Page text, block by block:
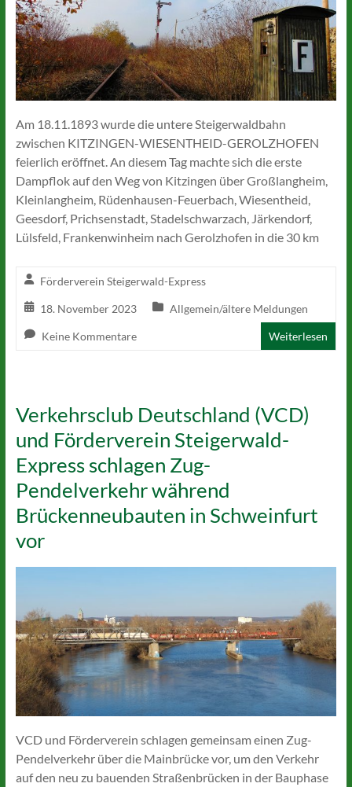
Am 18.11.1893 wurde die untere Steigerwaldbahn
zwischen KITZINGEN-WIESENTHEID-GEROLZHOFEN
feierlich eröffnet. An diesem Tag machte sich die erste
Dampflok auf den Weg von Kitzingen über Großlangheim,
Kleinlangheim, Rüdenhausen-Feuerbach, Wiesentheid,
Geesdorf, Prichsenstadt, Stadelschwarzach, Järkendorf,
Lülsfeld, Frankenwinheim nach Gerolzhofen in die 30 km
Förderverein Steigerwald-Express
18. November 2023 Allgemein/ältere Meldungen
Keine Kommentare Weiterlesen
Verkehrsclub Deutschland (VCD)
und Förderverein Steigerwald-
Express schlagen Zug-
Pendelverkehr während
Brückenneubauten in Schweinfurt
vor
VCD und Förderverein schlagen gemeinsam einen Zug-
Pendelverkehr über die Mainbrücke vor, um den Verkehr
auf den neu zu bauenden Straßenbrücken in der Bauphase